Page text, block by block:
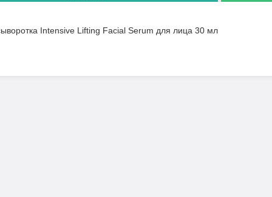
Intensive Lifting Facial Serum для лица 30 мл